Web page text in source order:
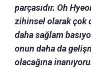
parçasıdır. Oh
zihinsel olarak çok
daha sağlam
onun daha da
olacağına